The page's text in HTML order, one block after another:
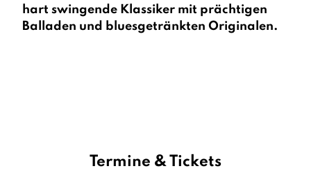
hart swingende Klassiker mit prächtigen
Balladen und bluesgetränkten Originalen.
Termine & Tickets